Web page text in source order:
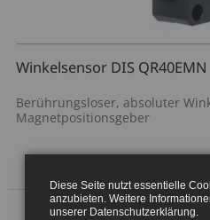
Winkelsensor DIS QR40EMN
Berührungsloser, absoluter
Magnetpositionsgeber
Diese Seite nutzt essentielle
anzubieten. Weitere
unserer Datenschutzerklärung.